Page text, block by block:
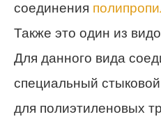
соединения
Также это один из
Для данного вида
специальный
для полиэтиленовых